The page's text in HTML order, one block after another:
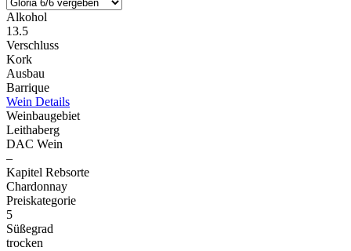
Alkohol
13.5
Verschluss
Kork
Ausbau
Barrique
Wein Details
Weinbaugebiet
Leithaberg
DAC Wein
–
Kapitel Rebsorte
Chardonnay
Preiskategorie
5
Süßegrad
trocken